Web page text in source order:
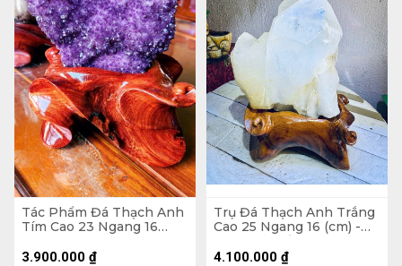
Tác Phẩm Đá Thạch Anh
Tím Cao 23 Ngang 16
3.900.000 ₫
Trụ Đá Thạch Anh Trắng
Cao 25 Ngang 16 (cm) -
6,2kg Cả Đế
4.100.000 ₫